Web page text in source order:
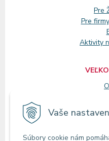
Vaše
Súbory cookie nám
Pre
Pre
Aktivity